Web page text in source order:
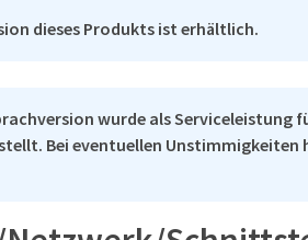
dieses Produkts ist erhältlich.
wurde als Serviceleistung
Bei eventuellen Unstimmigkeiten